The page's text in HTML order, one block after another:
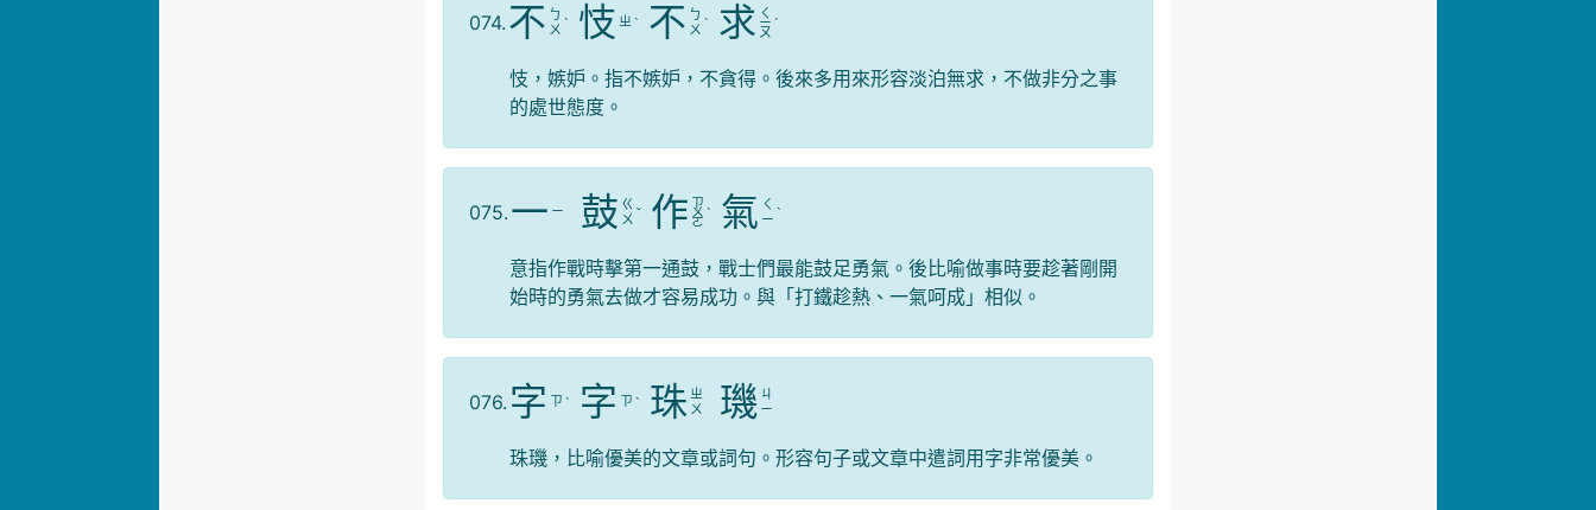
074. 不 ㄅ
ㄨ ˋ 忮 ㄓ ˋ 不 ㄅ
ㄨ ˋ 求 ㄑ
ㄧ
ㄡ
ˊ
忮，嫉妒。指不嫉妒，不貪得。後來多用來形容淡泊無求，不做非分之事
的處世態度。
075. 一 ㄧ 鼓 ㄍ
ㄨ ˇ 作 ㄗ
ㄨ
ㄛ
ˋ 氣 ㄑ
ㄧ ˋ
意指作戰時擊第一通鼓，戰士們最能鼓足勇氣。後比喻做事時要趁著剛開
始時的勇氣去做才容易成功。與「打鐵趁熱、一氣呵成」相似。
076. 字 ㄗ ˋ 字 ㄗ ˋ 珠 ㄓ
ㄨ
璣 ㄐ
ㄧ
珠璣，比喻優美的文章或詞句。形容句子或文章中遣詞用字非常優美。